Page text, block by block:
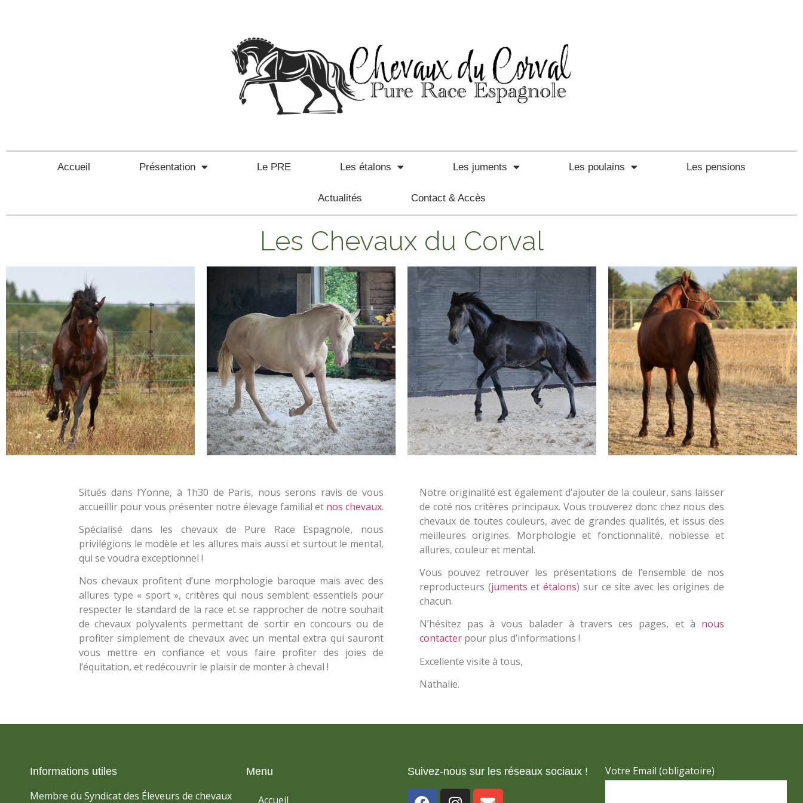
Accueil Présentation Le PRE Les étalons Les juments Les poulains Les pensions
Actualités Contact & Accès
Les Chevaux du Corval
Situés dans l’Yonne, à 1h30 de Paris, nous serons ravis de vous
accueillir pour vous présenter notre élevage familial et nos chevaux.
Spécialisé dans les chevaux de Pure Race Espagnole, nous
privilégions le modèle et les allures mais aussi et surtout le mental,
qui se voudra exceptionnel !
Nos chevaux profitent d’une morphologie baroque mais avec des
allures type « sport », critères qui nous semblent essentiels pour
respecter le standard de la race et se rapprocher de notre souhait
de chevaux polyvalents permettant de sortir en concours ou de
profiter simplement de chevaux avec un mental extra qui sauront
vous mettre en confiance et vous faire profiter des joies de
l’équitation, et redécouvrir le plaisir de monter à cheval !
Notre originalité est également d’ajouter de la couleur, sans laisser
de coté nos critères principaux. Vous trouverez donc chez nous des
chevaux de toutes couleurs, avec de grandes qualités, et issus des
meilleures origines. Morphologie et fonctionnalité, noblesse et
allures, couleur et mental.
Vous pouvez retrouver les présentations de l’ensemble de nos
reproducteurs (juments etétalons) sur ce site avec les origines de
chacun.
N’hésitez pas à vous balader à travers ces pages, et à nous
contacter pour plus d’informations !
Excellente visite à tous,
Nathalie.
Informations utiles
Membre du Syndicat des Éleveurs de chevaux
Menu
Accueil
Suivez-nous sur les réseaux sociaux ! Votre Email (obligatoire)